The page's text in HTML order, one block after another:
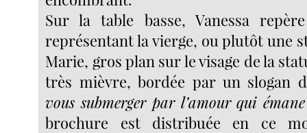
Sur la table basse, Vanessa
représentant la vierge, ou plutôt une
Marie, gros plan sur le visage de la
très mièvre, bordée par un slogan
vous submerger par l’amour qui
brochure est distribuée en ce